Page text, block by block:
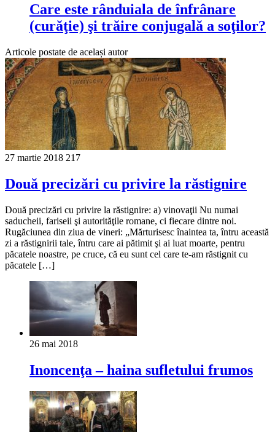
Care este rânduiala de înfrânare
(curăţie) şi trăire conjugală a soţilor?
Articole postate de același autor
27 martie 2018 217
Două precizări cu privire la răstignire
Două precizări cu privire la răstignire: a) vinovaţii Nu numai
saducheii, fariseii şi autorităţile romane, ci fiecare dintre noi.
Rugăciunea din ziua de vineri: „Mărturisesc înaintea ta, întru această
zi a răstignirii tale, întru care ai pătimit şi ai luat moarte, pentru
păcatele noastre, pe cruce, că eu sunt cel care te-am răstignit cu
păcatele […]
26 mai 2018
Inoncenţa – haina sufletului frumos